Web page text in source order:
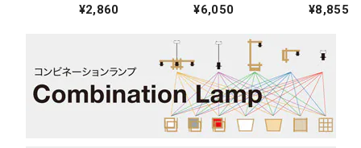
¥2,860 ¥6,050 ¥8,855